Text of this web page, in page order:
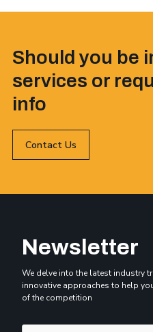
Should you be
services or
info
Contact Us
Newsletter
We delve into the latest industry
innovative approaches to help
of the competition